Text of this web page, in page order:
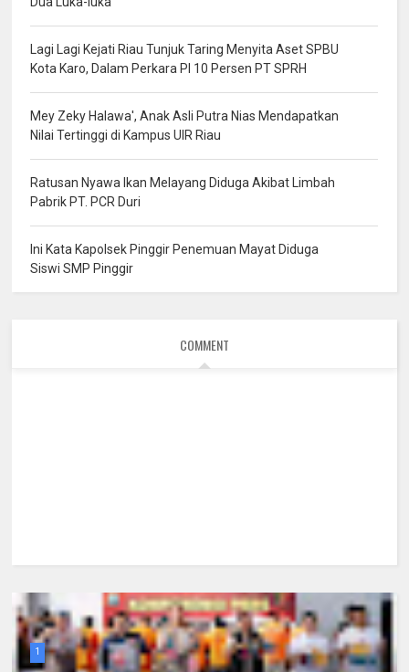
Lagi Lagi Kejati Riau Tunjuk Taring Menyita Aset SPBU
Kota Karo, Dalam Perkara PI 10 Persen PT SPRH
Mey Zeky Halawa', Anak Asli Putra Nias Mendapatkan
Nilai Tertinggi di Kampus UIR Riau
Ratusan Nyawa Ikan Melayang Diduga Akibat Limbah
Pabrik PT. PCR Duri
Ini Kata Kapolsek Pinggir Penemuan Mayat Diduga
Siswi SMP Pinggir
COMMENT
1